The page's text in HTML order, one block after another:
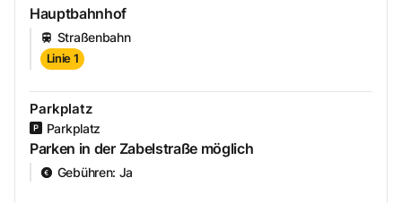
Hauptbahnhof
Straßenbahn
Linie 1
Parkplatz
Parkplatz
Parken in der Zabelstraße möglich
Gebühren: Ja